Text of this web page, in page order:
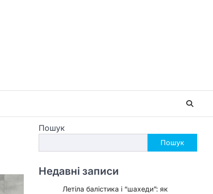
Пошук
Пошук
Недавні записи
Летіла балістика і “шахеди”: як